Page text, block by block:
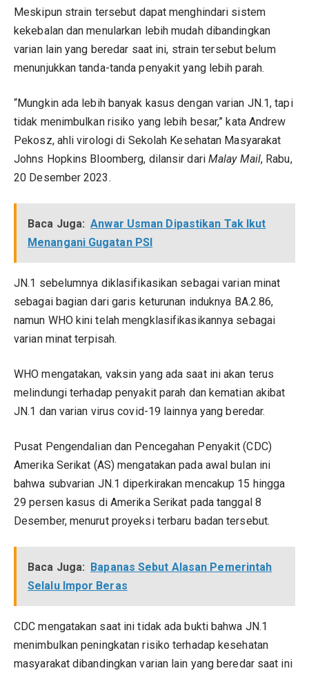
Meskipun strain tersebut dapat menghindari sistem
kekebalan dan menularkan lebih mudah dibandingkan
varian lain yang beredar saat ini, strain tersebut belum
menunjukkan tanda-tanda penyakit yang lebih parah.
“Mungkin ada lebih banyak kasus dengan varian JN.1, tapi
tidak menimbulkan risiko yang lebih besar,” kata Andrew
Pekosz, ahli virologi di Sekolah Kesehatan Masyarakat
Johns Hopkins Bloomberg, dilansir dari Malay Mail, Rabu,
20 Desember 2023.
Baca Juga: Anwar Usman Dipastikan Tak Ikut
Menangani Gugatan PSI
JN.1 sebelumnya diklasifikasikan sebagai varian minat
sebagai bagian dari garis keturunan induknya BA.2.86,
namun WHO kini telah mengklasifikasikannya sebagai
varian minat terpisah.
WHO mengatakan, vaksin yang ada saat ini akan terus
melindungi terhadap penyakit parah dan kematian akibat
JN.1 dan varian virus covid-19 lainnya yang beredar.
Pusat Pengendalian dan Pencegahan Penyakit (CDC)
Amerika Serikat (AS) mengatakan pada awal bulan ini
bahwa subvarian JN.1 diperkirakan mencakup 15 hingga
29 persen kasus di Amerika Serikat pada tanggal 8
Desember, menurut proyeksi terbaru badan tersebut.
Baca Juga: Bapanas Sebut Alasan Pemerintah
Selalu Impor Beras
CDC mengatakan saat ini tidak ada bukti bahwa JN.1
menimbulkan peningkatan risiko terhadap kesehatan
masyarakat dibandingkan varian lain yang beredar saat ini